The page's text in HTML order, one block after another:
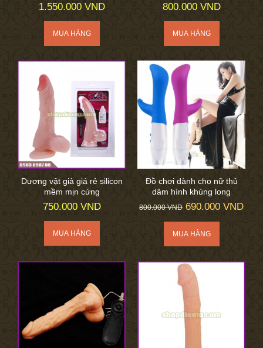
1.550.000 VND 800.000 VND
Dương vật giả giá rẻ silicon
mềm mịn cứng
750.000 VND
Đồ chơi dành cho nữ thủ
dâm hình khủng long
800.000 VND 690.000 VND